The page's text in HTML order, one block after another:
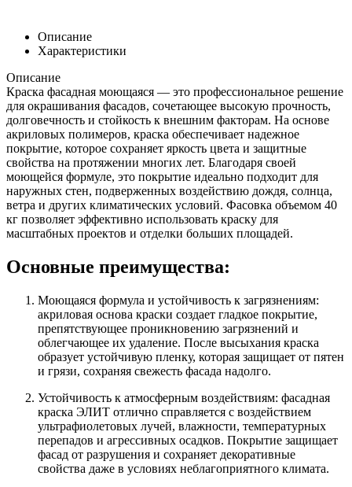
Описание
Характеристики
Описание
Краска фасадная моющаяся — это профессиональное решение
для окрашивания фасадов, сочетающее высокую прочность,
долговечность и стойкость к внешним факторам. На основе
акриловых полимеров, краска обеспечивает надежное
покрытие, которое сохраняет яркость цвета и защитные
свойства на протяжении многих лет. Благодаря своей
моющейся формуле, это покрытие идеально подходит для
наружных стен, подверженных воздействию дождя, солнца,
ветра и других климатических условий. Фасовка объемом 40
кг позволяет эффективно использовать краску для
масштабных проектов и отделки больших площадей.
Основные преимущества:
Моющаяся формула и устойчивость к загрязнениям:
акриловая основа краски создает гладкое покрытие,
препятствующее проникновению загрязнений и
облегчающее их удаление. После высыхания краска
образует устойчивую пленку, которая защищает от пятен
и грязи, сохраняя свежесть фасада надолго.
Устойчивость к атмосферным воздействиям: фасадная
краска ЭЛИТ отлично справляется с воздействием
ультрафиолетовых лучей, влажности, температурных
перепадов и агрессивных осадков. Покрытие защищает
фасад от разрушения и сохраняет декоративные
свойства даже в условиях неблагоприятного климата.